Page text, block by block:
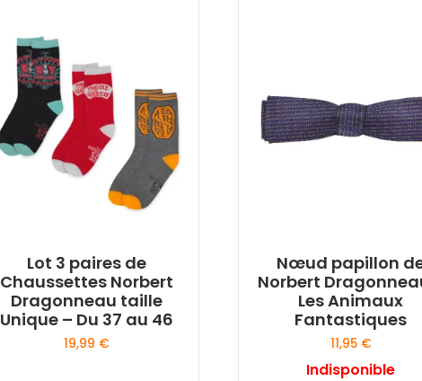
Lot 3 paires de
Chaussettes Norbert
Dragonneau taille
Unique – Du 37 au 46
19,99 €
Nœud papillon
Norbert
Les Animaux
Fantastiques
11,95 €
Indisponible